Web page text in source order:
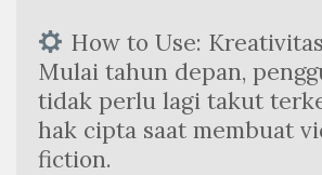
How to Use:
Mulai tahun depan,
tidak perlu lagi takut
hak cipta saat membuat
fiction.